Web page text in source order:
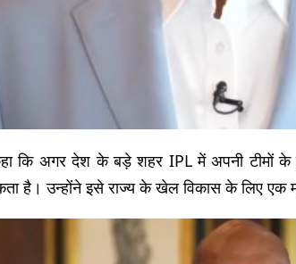
कि अगर देश के बड़े शहर IPL में अपनी टीमों के
है। उन्होंने इसे राज्य के खेल विकास के लिए एक